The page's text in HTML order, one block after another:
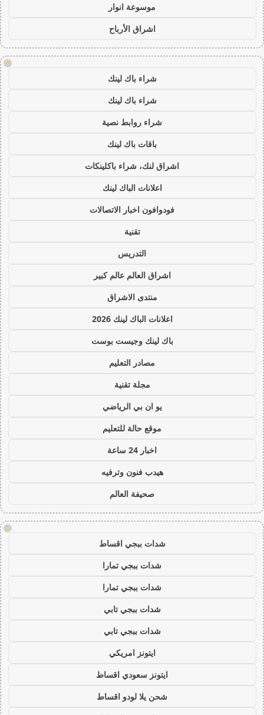
موسوعة انوار
اشراق الأرباح
!
شراء باك لينك
شراء باك لينك
شراء روابط نصية
باقات باك لينك
اشراق لنك، شراء باكلينكات
اعلانات الباك لينك
فودوافون اخبار الاتصالات
تقنية
التدريس
اشراق العالم عالم كبير
منتدى الاشراق
اعلانات الباك لينك 2026
باك لينك وجيست بوست
مصادر التعليم
مجلة تقنية
يو ان بي الرياضي
موقع حالة للتعليم
اخبار 24 ساعة
هيدب فنون وترفيه
صحيفة العالم
!
شدات ببجي اقساط
شدات ببجي تمارا
شدات ببجي تمارا
شدات ببجي تابي
شدات ببجي تابي
ايتونز امريكي
ايتونز سعودي اقساط
شحن يلا لودو اقساط